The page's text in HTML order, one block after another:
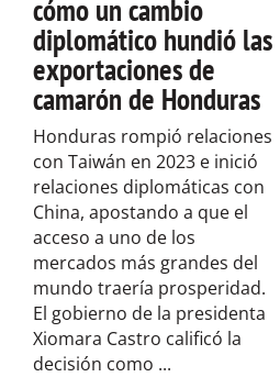
cómo un cambio
diplomático hundió las
exportaciones de
camarón de Honduras
Honduras rompió relaciones
con Taiwán en 2023 e inició
relaciones diplomáticas con
China, apostando a que el
acceso a uno de los
mercados más grandes del
mundo traería prosperidad.
El gobierno de la presidenta
Xiomara Castro calificó la
decisión como ...